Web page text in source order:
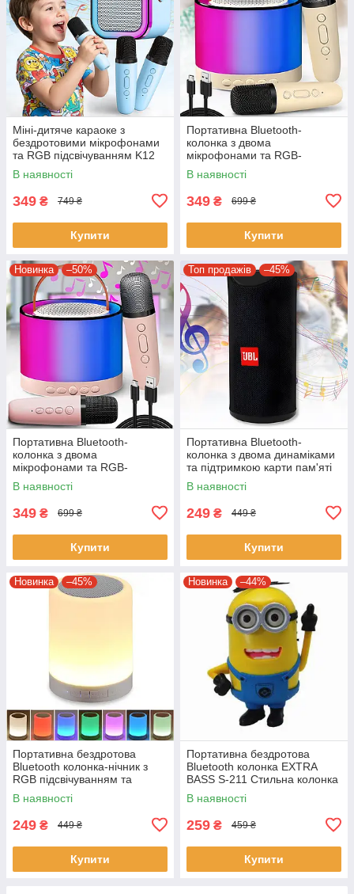
Міні-дитяче караоке з
бездротовими мікрофонами
та RGB підсвічуванням K12
В наявності
349 ₴ 749 ₴
Купити
Портативна Bluetooth-
колонка з двома
мікрофонами та RGB-
підсвічуванням K52 Біжова
В наявності
349 ₴ 699 ₴
Купити
Новинка –50%
Портативна Bluetooth-
колонка з двома
мікрофонами та RGB-
підсвічуванням K52 Рожева
В наявності
349 ₴ 699 ₴
Купити
Топ продажів –45%
Портативна Bluetooth-
колонка з двома динаміками
та підтримкою карти пам'яті
TG113
В наявності
249 ₴ 449 ₴
Купити
Новинка –45%
Портативна бездротова
Bluetooth колонка-нічник з
RGB підсвічуванням та
сенсорним керуванням EL-
543-33 Біла
В наявності
249 ₴ 449 ₴
Купити
Новинка –44%
Портативна бездротова
Bluetooth колонка EXTRA
BASS S-211 Стильна колонка
з мікрофоном та гучним
зв'язком
В наявності
259 ₴ 459 ₴
Купити